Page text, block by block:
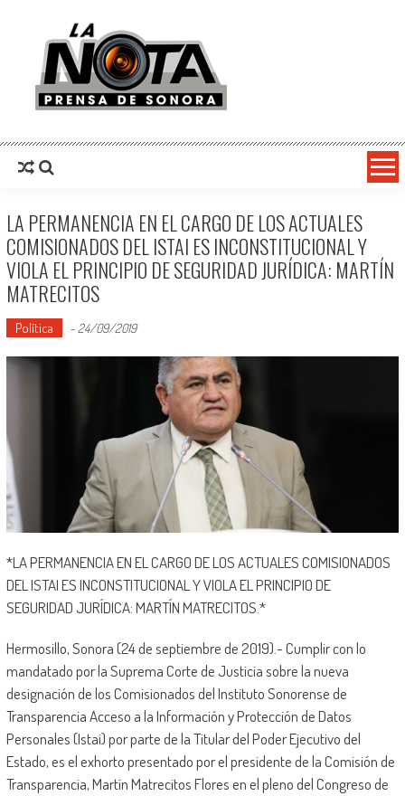
La Nota Prensa De Sonora
LA PERMANENCIA EN EL CARGO DE LOS ACTUALES
COMISIONADOS DEL ISTAI ES INCONSTITUCIONAL Y
VIOLA EL PRINCIPIO DE SEGURIDAD JURÍDICA: MARTÍN
MATRECITOS
Política - 24/09/2019
*LA PERMANENCIA EN EL CARGO DE LOS ACTUALES COMISIONADOS
DEL ISTAI ES INCONSTITUCIONAL Y VIOLA EL PRINCIPIO DE
SEGURIDAD JURÍDICA: MARTÍN MATRECITOS.*
Hermosillo, Sonora (24 de septiembre de 2019).- Cumplir con lo
mandatado por la Suprema Corte de Justicia sobre la nueva
designación de los Comisionados del Instituto Sonorense de
Transparencia Acceso a la Información y Protección de Datos
Personales (Istai) por parte de la Titular del Poder Ejecutivo del
Estado, es el exhorto presentado por el presidente de la Comisión de
Transparencia, Martín Matrecitos Flores en el pleno del Congreso de